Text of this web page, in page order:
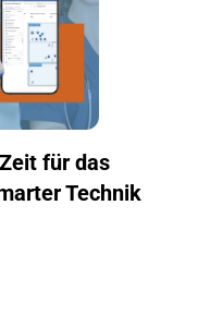
für das
Technik